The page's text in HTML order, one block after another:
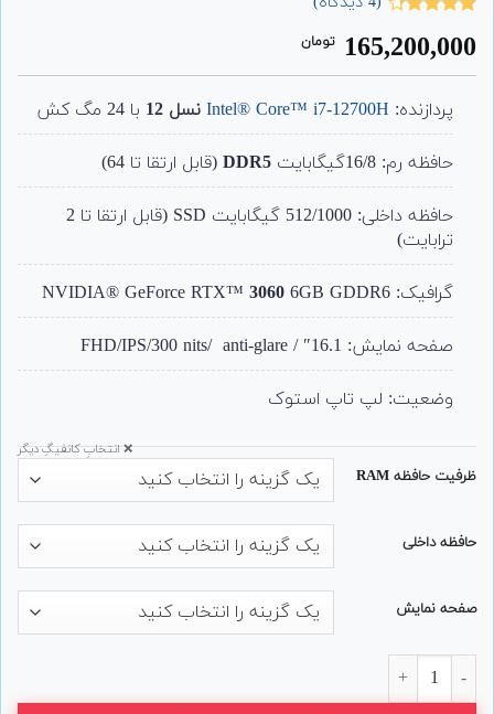
4.25
از 5
مشتری
165,200,000 تومان
پردازنده: Intel® Core™ i7-12700H نسل 12 با 24 مگ کش
حافظه رم: 16/8گیگابایت DDR5(قابل ارتقا تا 64)
حافظه داخلی: 512/1000 گیگابایت SSD (قابل ارتقا تا 2
ترابایت)
گرافیک: NVIDIA® GeForce RTX™ 3060 6GB GDDR6
صفحه نمایش: 16.1″ / FHD/IPS/300 nits/ anti-glare
وضعیت: لپ تاپ استوک
ظرفیت حافظه RAM
حافظه داخلی
صفحه نمایش
❌ انتخابِ کانفیگِ دیگر